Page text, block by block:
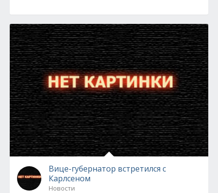
Вице-губернатор встретился с
Карлсеном
Новости